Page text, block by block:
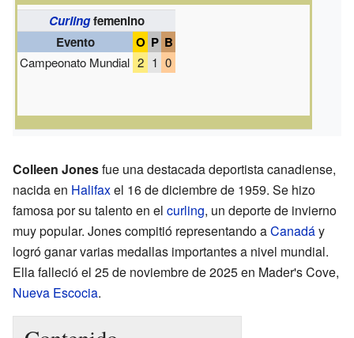
Curlingfemenino
Evento
O P B
Campeonato Mundial 2 1 0
Colleen Jonesfue una destacada deportista canadiense,
nacida en Halifaxel 16 de diciembre de 1959. Se hizo
famosa por su talento en el curling, un deporte de invierno
muy popular. Jones compitió representando aCanadáy
logró ganar varias medallas importantes a nivel mundial.
Ella falleció el 25 de noviembre de 2025 en Mader's Cove,
Nueva Escocia.